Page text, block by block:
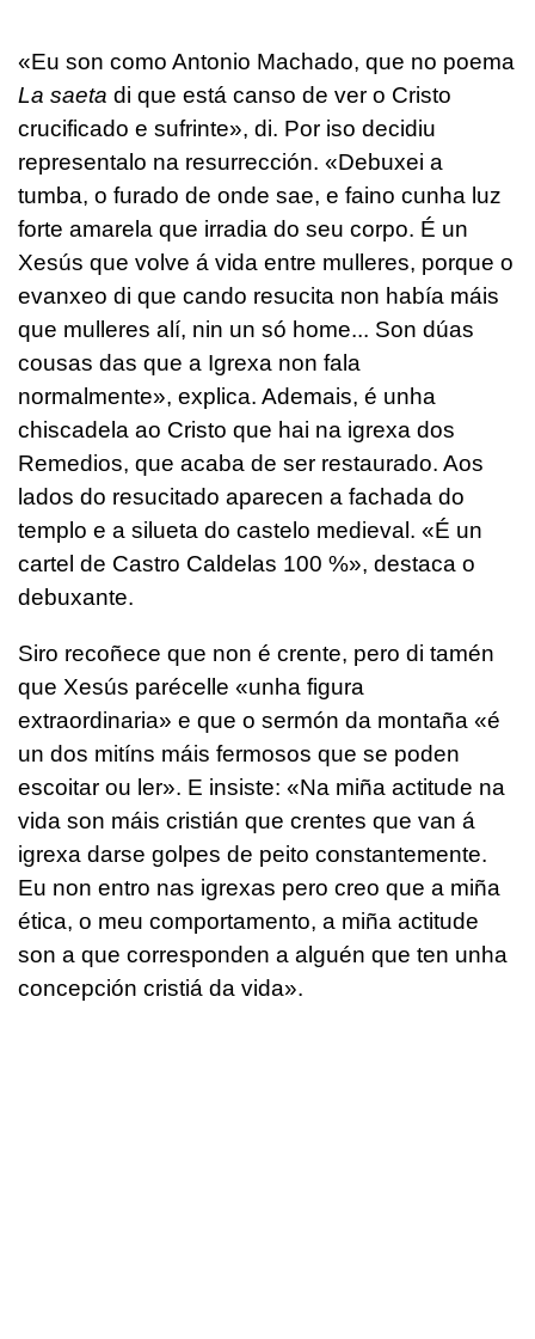
«Eu son como Antonio Machado, que no poema
La saeta di que está canso de ver o Cristo
crucificado e sufrinte», di. Por iso decidiu
representalo na resurrección. «Debuxei a
tumba, o furado de onde sae, e faino cunha luz
forte amarela que irradia do seu corpo. É un
Xesús que volve á vida entre mulleres, porque o
evanxeo di que cando resucita non había máis
que mulleres alí, nin un só home... Son dúas
cousas das que a Igrexa non fala
normalmente», explica. Ademais, é unha
chiscadela ao Cristo que hai na igrexa dos
Remedios, que acaba de ser restaurado. Aos
lados do resucitado aparecen a fachada do
templo e a silueta do castelo medieval. «É un
cartel de Castro Caldelas 100 %», destaca o
debuxante.
Siro recoñece que non é crente, pero di tamén
que Xesús parécelle «unha figura
extraordinaria» e que o sermón da montaña «é
un dos mitíns máis fermosos que se poden
escoitar ou ler». E insiste: «Na miña actitude na
vida son máis cristián que crentes que van á
igrexa darse golpes de peito constantemente.
Eu non entro nas igrexas pero creo que a miña
ética, o meu comportamento, a miña actitude
son a que corresponden a alguén que ten unha
concepción cristiá da vida».